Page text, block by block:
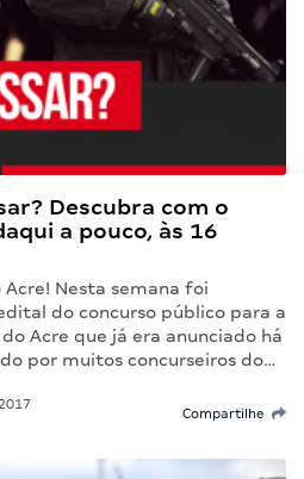
Descubra com o
a pouco, às 16
Nesta semana foi
do concurso público para a
Acre que já era anunciado há
por muitos concurseiros do…
Compartilhe